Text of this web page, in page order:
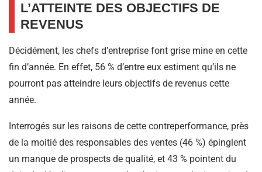
L’ATTEINTE DES OBJECTIFS DE
REVENUS
Décidément, les chefs d’entreprise font grise mine en cette
fin d’année. En effet, 56 % d’entre eux estiment qu’ils ne
pourront pas atteindre leurs objectifs de revenus cette
année.
Interrogés sur les raisons de cette contreperformance, près
de la moitié des responsables des ventes (46 %) épinglent
un manque de prospects de qualité, et 43 % pointent du